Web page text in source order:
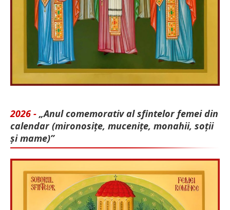
2026 - „Anul comemorativ al sfintelor femei din
calendar (mironosițe, mu­cenițe, monahii, soții
și mame)”